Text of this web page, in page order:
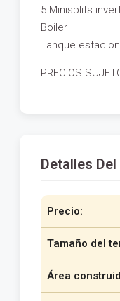
5 Minisplits
Boiler
Tanque
PRECIOS
Detalles
Precio:
Tamaño del
Área